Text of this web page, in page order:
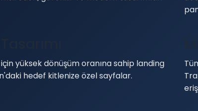
yüksek dönüşüm oranına sahip landing
hedef kitlenize özel sayfalar.